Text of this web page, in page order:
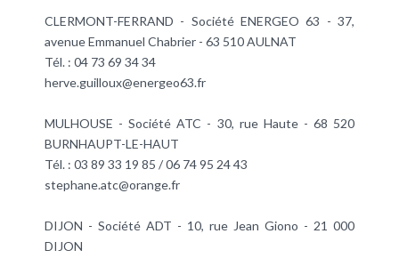
CLERMONT-FERRAND - Société ENERGEO 63 - 37,
avenue Emmanuel Chabrier - 63 510 AULNAT
Tél. : 04 73 69 34 34
herve.guilloux@energeo63.fr
MULHOUSE - Société ATC - 30, rue Haute - 68 520
BURNHAUPT-LE-HAUT
Tél. : 03 89 33 19 85 / 06 74 95 24 43
stephane.atc@orange.fr
DIJON - Société ADT - 10, rue Jean Giono - 21 000
DIJON